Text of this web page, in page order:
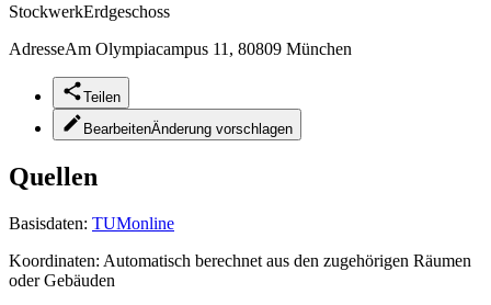
StockwerkErdgeschoss
AdresseAm Olympiacampus 11, 80809 München
Teilen
BearbeitenÄnderung vorschlagen
Quellen
Basisdaten: TUMonline
Koordinaten: Automatisch berechnet aus den zugehörigen Räumen
oder Gebäuden